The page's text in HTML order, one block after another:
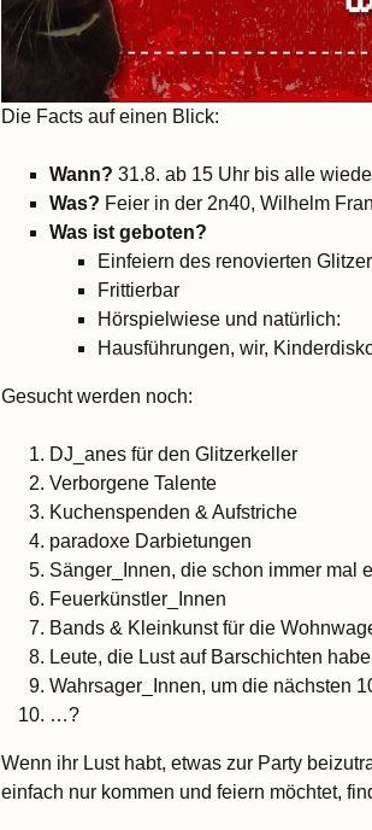
Die Facts auf einen Blick:
Wann? 31.8. ab 15 Uhr bis alle
Was? Feier in der 2n40, Wilhelm
Was ist geboten?
Einfeiern des renovierten
Frittierbar
Hörspielwiese und natürlich:
Hausführungen, wir,
Gesucht werden noch:
DJ_anes für den Glitzerkeller
Verborgene Talente
Kuchenspenden & Aufstriche
paradoxe Darbietungen
Sänger_Innen, die schon immer mal
Feuerkünstler_Innen
Bands & Kleinkunst für die
Leute, die Lust auf Barschichten
Wahrsager_Innen, um die nächsten
…?
Wenn ihr Lust habt, etwas zur Party
einfach nur kommen und feiern möchtet,